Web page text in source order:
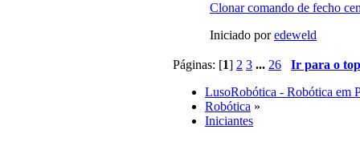
Clonar comando de fecho
Iniciado poredeweld
Páginas: [1] 2 3 ... 26
Ir para o
LusoRobótica - Robótica em
Robótica »
Iniciantes